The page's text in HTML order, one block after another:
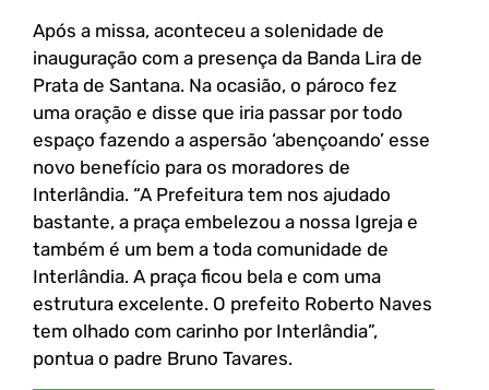
Após a missa, aconteceu a solenidade de
inauguração com a presença da Banda Lira de
Prata de Santana. Na ocasião, o pároco fez
uma oração e disse que iria passar por todo
espaço fazendo a aspersão ‘abençoando’ esse
novo benefício para os moradores de
Interlândia. “A Prefeitura tem nos ajudado
bastante, a praça embelezou a nossa Igreja e
também é um bem a toda comunidade de
Interlândia. A praça ficou bela e com uma
estrutura excelente. O prefeito Roberto Naves
tem olhado com carinho por Interlândia”,
pontua o padre Bruno Tavares.